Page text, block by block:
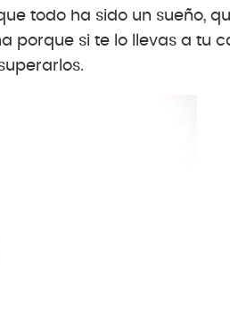
todo ha sido un sueño,
porque si te lo llevas a tu